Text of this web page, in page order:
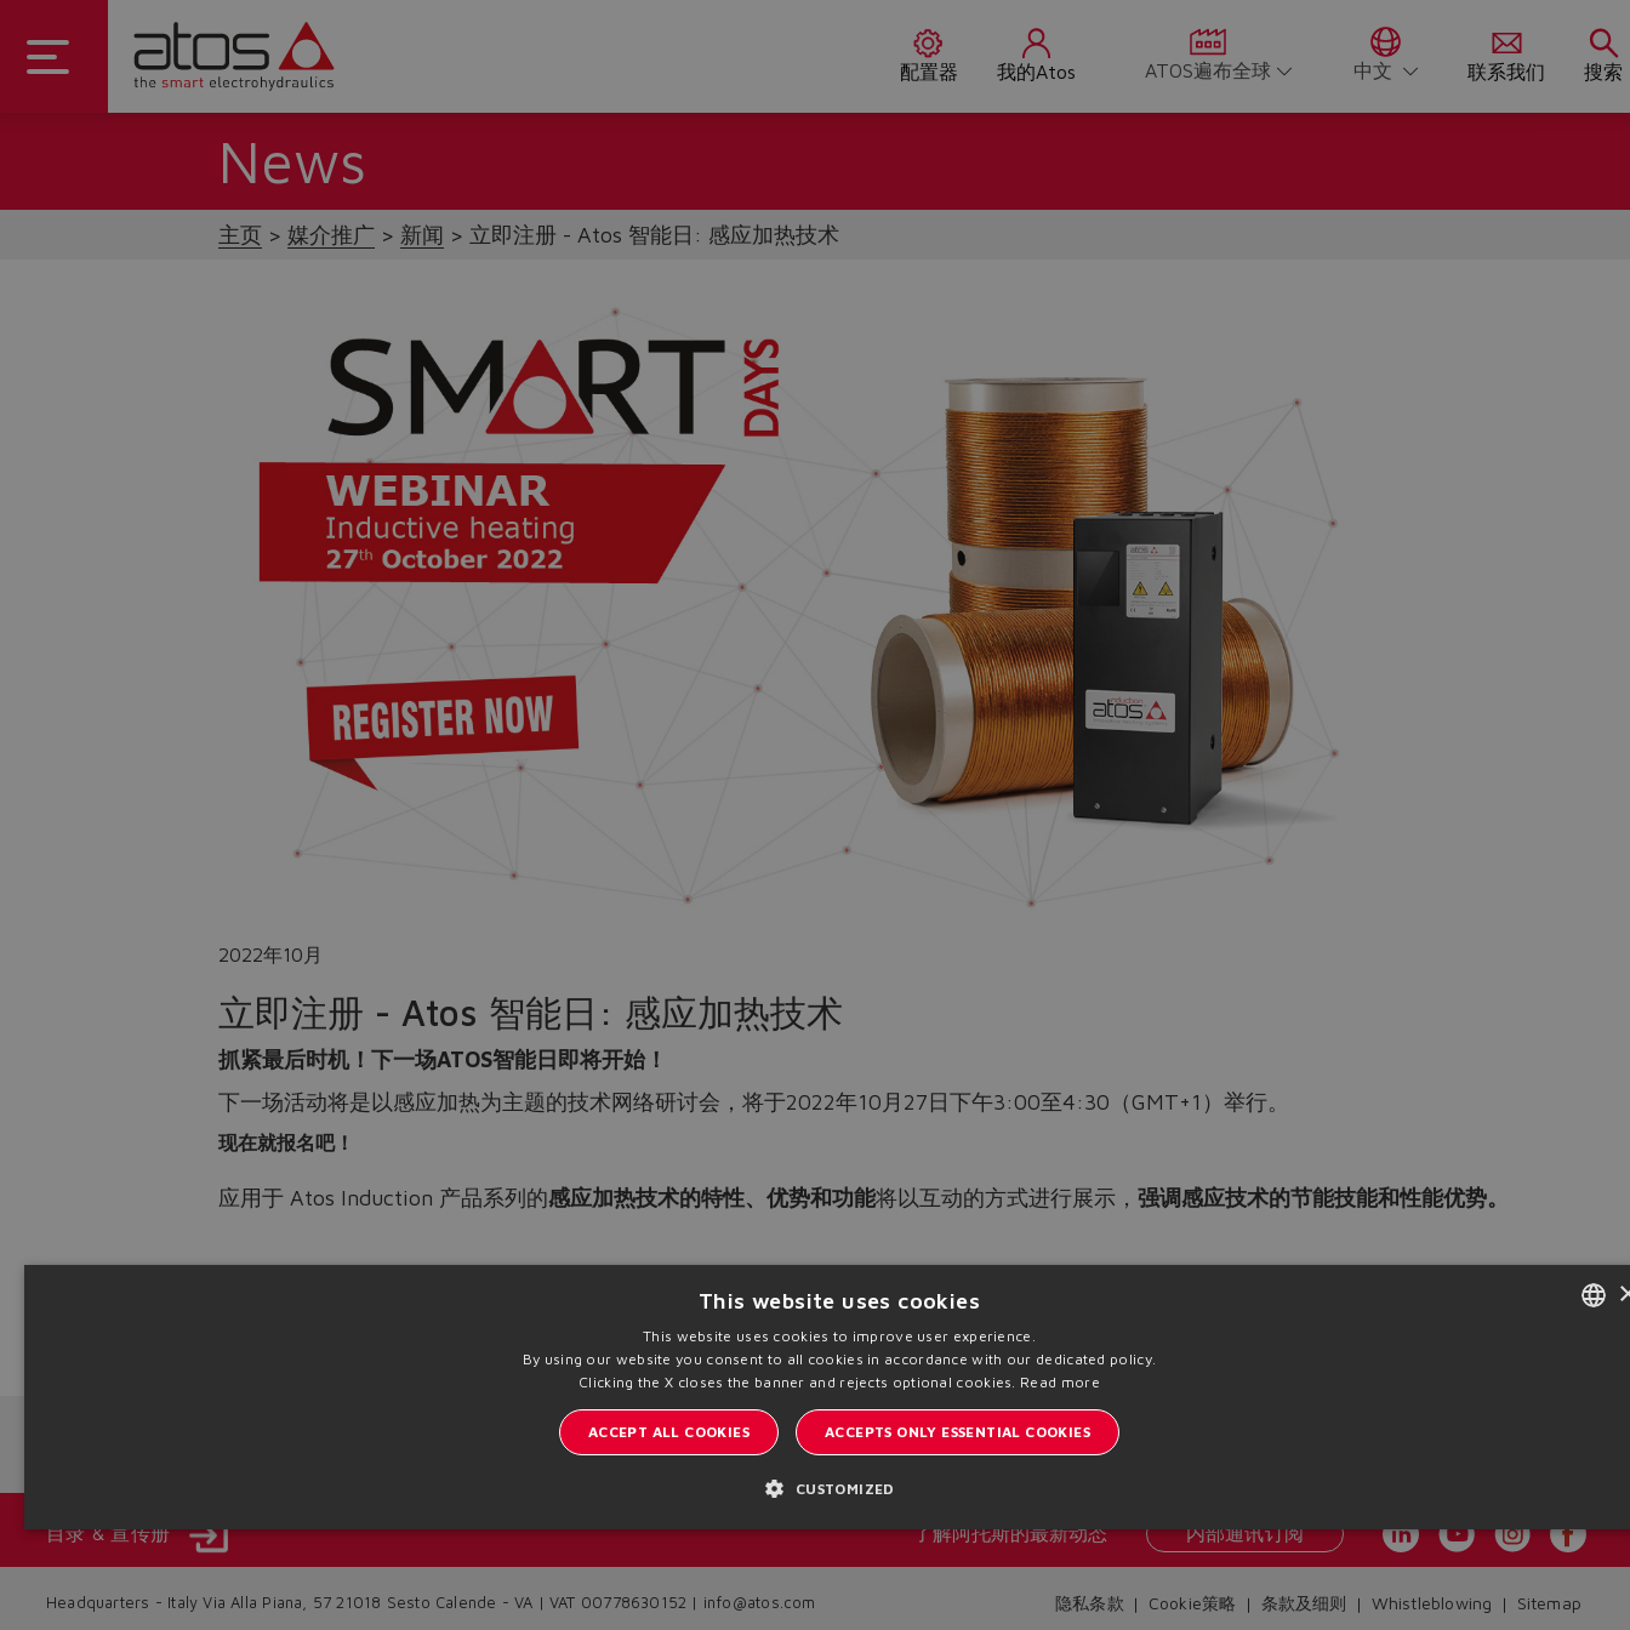
配置器 我的Atos ATOS遍布全球 中文 联系我们 搜索
Do you want to leave the configurator?
The running selection will be lost.
News
主页 媒介推广 新闻 立即注册 - Atos 智能日: 感应加热技术
2022年10月
立即注册 - Atos 智能日: 感应加热技术
抓紧最后时机！下一场ATOS智能日即将开始！
下一场活动将是以感应加热为主题的技术网络研讨会，将于2022年10月27日下午3:00至4:30（GMT+1）举行。
现在就报名吧！
应用于 Atos Induction 产品系列的感应加热技术的特性、优势和功能将以互动的方式进行展示， 强调感应技术的节能技能和性能优势。
进行注册并填写注册表格，以确保您能参与此次活动。
目录 & 宣传册 了解阿托斯的最新动态 内部通讯订阅
Headquarters - Italy Via Alla Piana, 57 21018 Sesto Calende - VA | VAT 00778630152 | info@atos.com 隐私条款 Cookie策略 条款及细则 Whistleblowing Sitemap
FRENCH
This website uses cookies
This website uses cookies to improve user experience.
By using our website you consent to all cookies in accordance with our dedicated policy.
Clicking the X closes the banner and rejects optional cookies. Read more
ACCEPT ALL COOKIES ACCEPTS ONLY ESSENTIAL COOKIES
CUSTOMIZED